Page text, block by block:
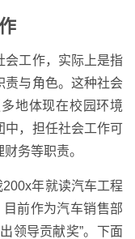
会工作，实际上是指
责与角色。这种社会
地体现在校园环境
中，担任社会工作可
务等职责。
年就读汽车工程
前作为汽车销售部
领导贡献奖”。下面